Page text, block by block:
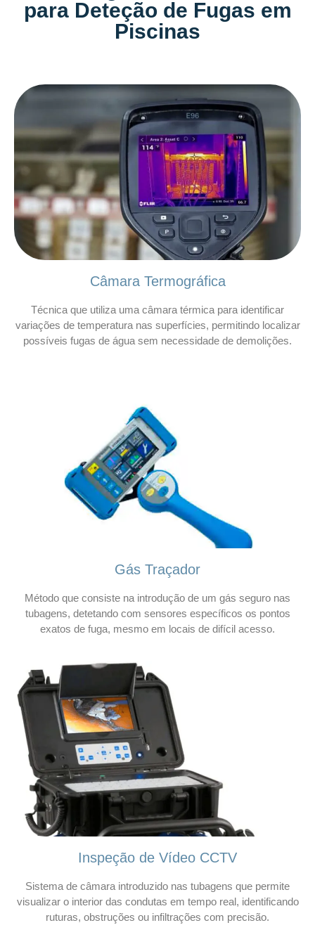
para Deteção de Fugas em
Piscinas
Câmara Termográfica
Técnica que utiliza uma câmara térmica para identificar
variações de temperatura nas superfícies, permitindo localizar
possíveis fugas de água sem necessidade de demolições.
Gás Traçador
Método que consiste na introdução de um gás seguro nas
tubagens, detetando com sensores específicos os pontos
exatos de fuga, mesmo em locais de difícil acesso.
Inspeção de Vídeo CCTV
Sistema de câmara introduzido nas tubagens que permite
visualizar o interior das condutas em tempo real, identificando
ruturas, obstruções ou infiltrações com precisão.